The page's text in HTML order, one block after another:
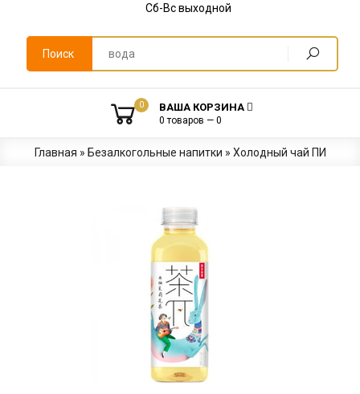
Сб-Вс выходной
Поиск
0 ВАША КОРЗИНА
0 товаров — 0
Главная » Безалкогольные напитки » Холодный чай ПИ